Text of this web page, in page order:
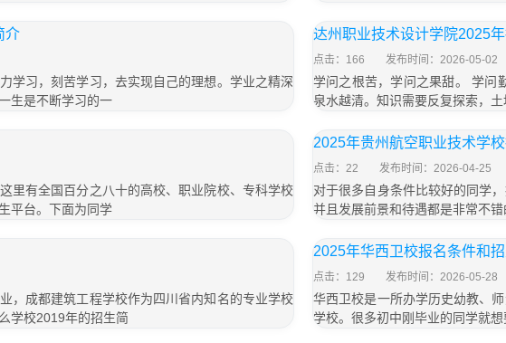
介
学习，刻苦学习，去实现自己的理想。学业之精深
生是不断学习的一
达州职业技术设计学院2025
点击：166 发布时间：2026-05-02
学问之根苦，学问之果甜。 学问
泉水越清。知识需要反复探索，
里有全国百分之八十的高校、职业院校、专科学校
平台。下面为同学
2025年贵州航空职业技术学
点击：22 发布时间：2026-04-25
对于很多自身条件比较好的同学
并且发展前景和待遇都是非常不
，成都建筑工程学校作为四川省内知名的专业学校
学校2019年的招生简
2025年华西卫校报名条件和
点击：129 发布时间：2026-05-28
华西卫校是一所办学历史幼教、
学校。很多初中刚毕业的同学就